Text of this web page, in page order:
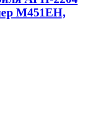
М451ЕН,